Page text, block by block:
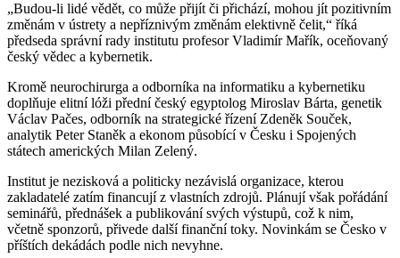
„Budou-li lidé vědět, co může přijít či přichází, mohou jít pozitivním
změnám v ústrety a nepříznivým změnám elektivně čelit,“ říká
předseda správní rady institutu profesor Vladimír Mařík, oceňovaný
český vědec a kybernetik.
Kromě neurochirurga a odborníka na informatiku a kybernetiku
doplňuje elitní lóži přední český egyptolog Miroslav Bárta, genetik
Václav Pačes, odborník na strategické řízení Zdeněk Souček,
analytik Peter Staněk a ekonom působící v Česku i Spojených
státech amerických Milan Zelený.
Institut je nezisková a politicky nezávislá organizace, kterou
zakladatelé zatím financují z vlastních zdrojů. Plánují však pořádání
seminářů, přednášek a publikování svých výstupů, což k nim,
včetně sponzorů, přivede další finanční toky. Novinkám se Česko v
příštích dekádách podle nich nevyhne.